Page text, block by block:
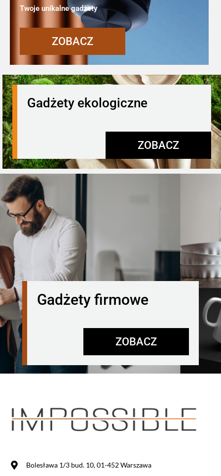
Twoje unikalne gadżety
ZOBACZ
Gadżety ekologiczne
ZOBACZ
Gadżety firmowe
ZOBACZ
Bolesława 1/3 bud. 10, 01-452 Warszawa